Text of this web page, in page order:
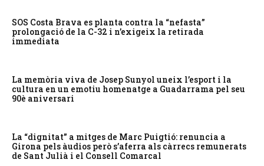
SOS Costa Brava es planta contra la “nefasta”
prolongació de la C-32 i n’exigeix la retirada
immediata
La memòria viva de Josep Sunyol uneix l’esport i la
cultura en un emotiu homenatge a Guadarrama pel seu
90è aniversari
La “dignitat” a mitges de Marc Puigtió: renuncia a
Girona pels àudios però s’aferra als càrrecs remunerats
de Sant Julià i el Consell Comarcal